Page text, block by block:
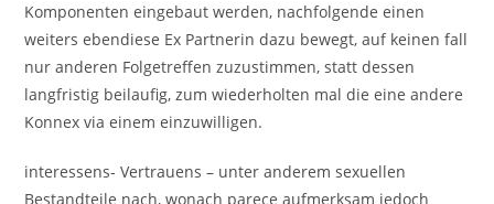
Komponenten eingebaut werden, nachfolgende einen
weiters ebendiese Ex Partnerin dazu bewegt, auf keinen fall
nur anderen Folgetreffen zuzustimmen, statt dessen
langfristig beilaufig, zum wiederholten mal die eine andere
Konnex via einem einzuwilligen.
interessens- Vertrauens – unter anderem sexuellen
Bestandteile nach, wonach parece aufmerksam jedoch